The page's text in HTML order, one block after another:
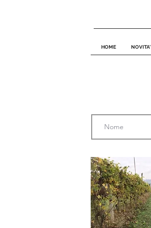
HOME NOVITA'